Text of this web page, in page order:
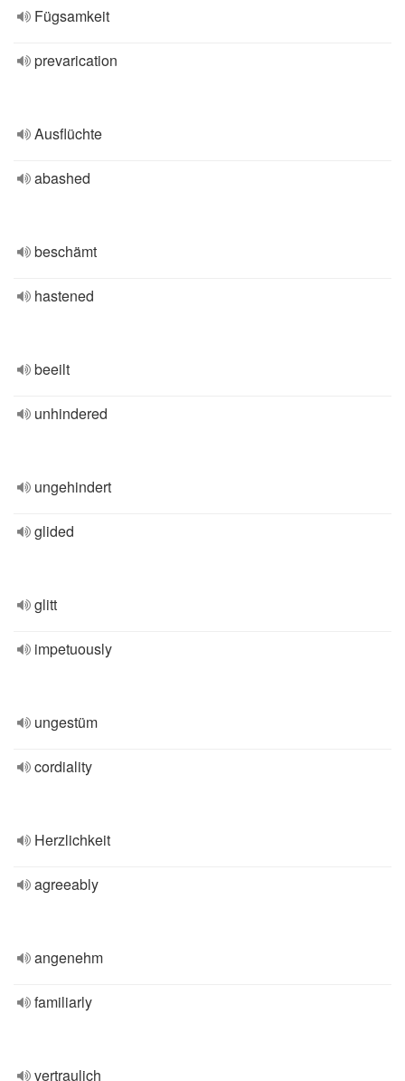
Fügsamkeit
prevarication
Ausflüchte
abashed
beschämt
hastened
beeilt
unhindered
ungehindert
glided
glitt
impetuously
ungestüm
cordiality
Herzlichkeit
agreeably
angenehm
familiarly
vertraulich